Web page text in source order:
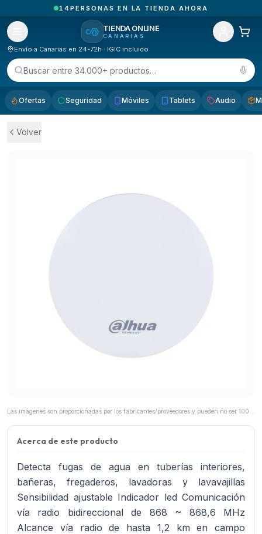
PEDIDOS RECIBIDOS HOY EN CANARIAS
TIENDA ONLINE
CANARIAS
Envío a Canarias en 24-72h · IGIC incluido
Buscar entre 34.000+ productos…
Ofertas Seguridad Móviles Tablets Audio
Volver
Acerca de este producto
Detecta fugas de agua en tuberías interiores,
bañeras, fregaderos, lavadoras y lavavajillas
Sensibilidad ajustable Indicador led Comunicación
vía radio bidireccional de 868 ~ 868,6 MHz
Alcance vía radio de hasta 1,2 km en campo